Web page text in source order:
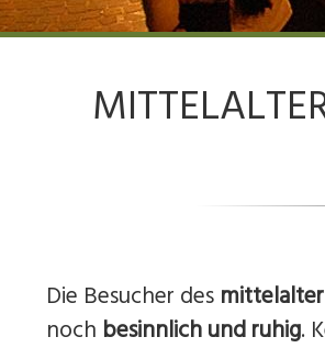
Die Besucher des
noch besinnlich und ruhig.